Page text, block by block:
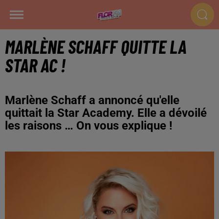
MARLÈNE SCHAFF QUITTE LA
STAR AC !
Marlène Schaff a annoncé qu'elle
quittait la Star Academy. Elle a dévoilé